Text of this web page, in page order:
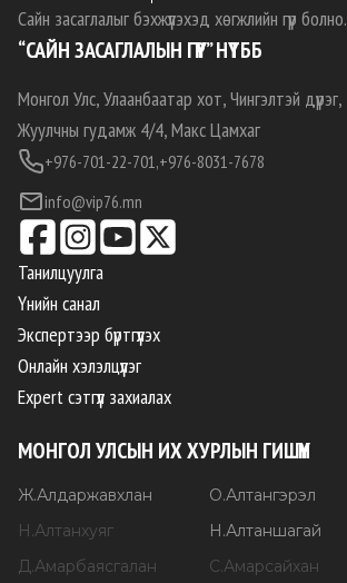
Сайн засаглалыг бэхжүүлэхэд хөгжлийн гүүр болно.
“САЙН ЗАСАГЛАЛЫН ГҮҮР” НҮТББ
Монгол Улс, Улаанбаатар хот, Чингэлтэй дүүрэг,
Жуулчны гудамж 4/4, Макс Цамхаг
+976-701-22-701,+976-8031-7678
info@vip76.mn
Танилцуулга
Үнийн санал
Экспертээр бүртгүүлэх
Онлайн хэлэлцүүлэг
Expert сэтгүүл захиалах
МОНГОЛ УЛСЫН ИХ ХУРЛЫН ГИШҮҮН
Ж.Алдаржавхлан О.Алтангэрэл
Н.Алтанхуяг Н.Алтаншагай
Д.Амарбаясгалан С.Амарсайхан